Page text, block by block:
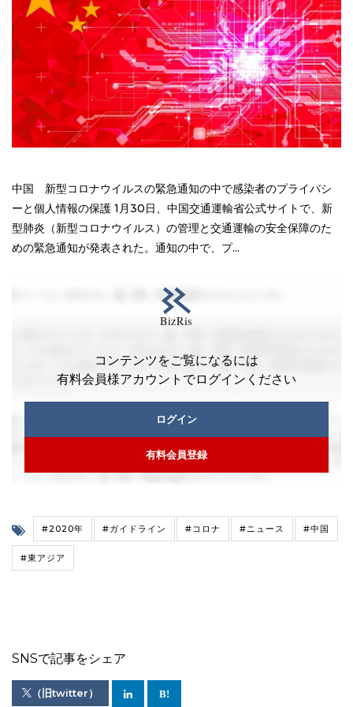
中国 新型コロナウイルスの緊急通知の中で感染者のプライバシ
ーと個人情報の保護 1月30日、中国交通運輸省公式サイトで、新
型肺炎（新型コロナウイルス）の管理と交通運輸の安全保障のた
めの緊急通知が発表された。通知の中で、プ...
コンテンツをご覧になるには
有料会員様アカウントでログインください
ログイン
有料会員登録
#2020年 #ガイドライン #コロナ #ニュース #中国
#東アジア
SNSで記事をシェア
（旧twitter）